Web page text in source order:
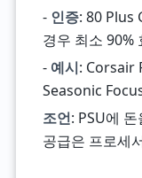
- 인증: 80 Plus
경우 최소 90%
- 예시: Corsair
Seasonic
조언: PSU에
공급은 프로세